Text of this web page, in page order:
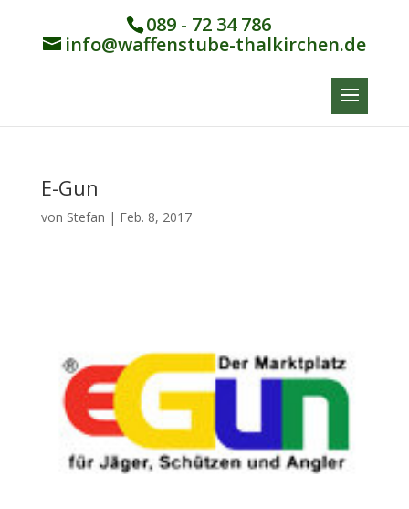
089 - 72 34 786
info@waffenstube-thalkirchen.de
E-Gun
von Stefan | Feb. 8, 2017